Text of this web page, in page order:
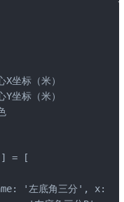
坐标（米）
坐标（米）
= [
'左底角三分', x: